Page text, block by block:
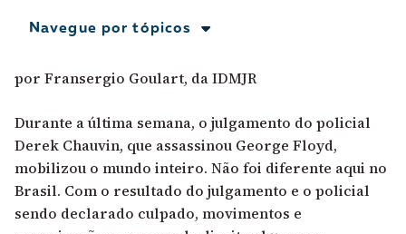
Navegue por tópicos
por Fransergio Goulart, da IDMJR
Durante a última semana, o julgamento do policial
Derek Chauvin, que assassinou George Floyd,
mobilizou o mundo inteiro. Não foi diferente aqui no
Brasil. Com o resultado do julgamento e o policial
sendo declarado culpado, movimentos e